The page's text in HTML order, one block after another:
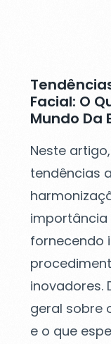
Facial: O
Mundo Da
Neste
tendências
fornecendo
inovadores.
geral sobre
e o que